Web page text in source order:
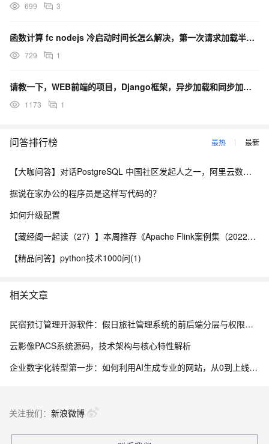
699 3
函数计算 fc nodejs 冷启动时间长怎么解决，第一次请求加载半天 。
729 1
请教一下，WEB前端的项目，Django框架，异步加载和同步加载的js代码，分别在index.htm
1173 1
问答排行榜 最热 最新
【大咖问答】对话PostgreSQL 中国社区发起人之一，阿里云数据库高级专家 德哥
据说在家办公的程序员是这样写代码的？
如何升级配置
【藏经阁一起读（27）】本周推荐《Apache Flink案例集（2022版）》，你有哪些心得？
【精品问答】python技术1000问(1)
相关文章
民宿预订管理开源软件：假日旅社管理系统的前后端分层与权限控制设计
云影像PACS系统源码，技术架构与核心特性解析
企业数字化转型第一步：如何利用AI生成专业的网站，从0到上线的完整实操指南
关注我们： 新浪微博